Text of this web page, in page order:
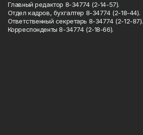
Главный редактор 8-34774 (2-14-57).
Отдел кадров, бухгалтер 8-34774 (2-18-44).
Ответственный секретарь 8-34774 (2-12-87).
Корреспонденты 8-34774 (2-18-66).